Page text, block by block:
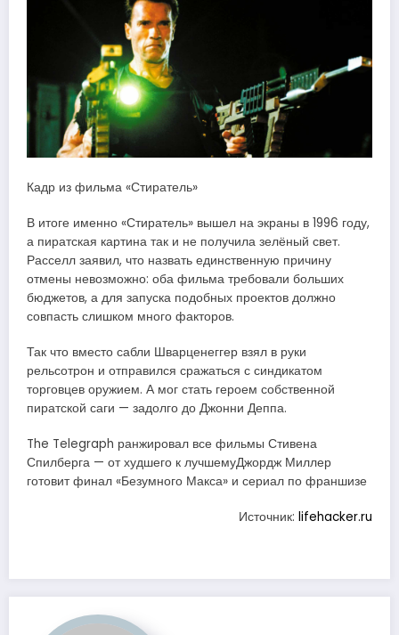
Кадр из фильма «Стиратель»
В итоге именно «Стиратель» вышел на экраны в 1996 году,
а пиратская картина так и не получила зелёный свет.
Расселл заявил, что назвать единственную причину
отмены невозможно: оба фильма требовали больших
бюджетов, а для запуска подобных проектов должно
совпасть слишком много факторов.
Так что вместо сабли Шварценеггер взял в руки
рельсотрон и отправился сражаться с синдикатом
торговцев оружием. А мог стать героем собственной
пиратской саги — задолго до Джонни Деппа.
The Telegraph ранжировал все фильмы Стивена
Спилберга — от худшего к лучшемуДжордж Миллер
готовит финал «Безумного Макса» и сериал по франшизе
Источник: lifehacker.ru